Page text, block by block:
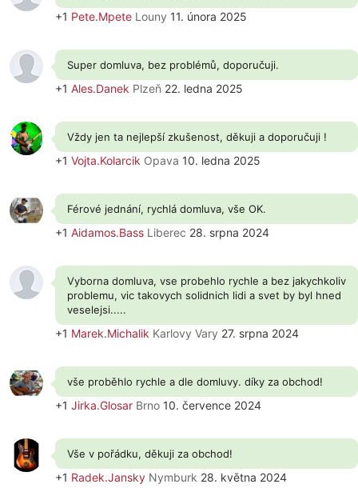
+1 Pete.Mpete Louny 11. února 2025
Super domluva, bez problémů, doporučuji.
+1 Ales.Danek Plzeň 22. ledna 2025
Vždy jen ta nejlepší zkušenost, děkuji a doporučuji !
+1 Vojta.Kolarcik Opava 10. ledna 2025
Férové jednání, rychlá domluva, vše OK.
+1 Aidamos.Bass Liberec 28. srpna 2024
Vyborna domluva, vse probehlo rychle a bez jakychkoliv
problemu, vic takovych solidnich lidi a svet by byl hned
veselejsi.....
+1 Marek.Michalik Karlovy Vary 27. srpna 2024
vše proběhlo rychle a dle domluvy. díky za obchod!
+1 Jirka.Glosar Brno 10. července 2024
Vše v pořádku, děkuji za obchod!
+1 Radek.Jansky Nymburk 28. května 2024